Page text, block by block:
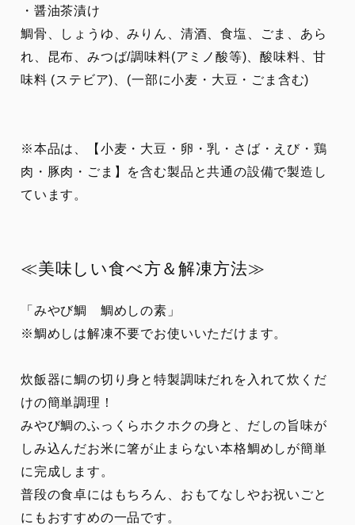
・醤油茶漬け
鯛骨、しょうゆ、みりん、清酒、食塩、ごま、あら
れ、昆布、みつば/調味料(アミノ酸等)、酸味料、甘
味料 (ステビア)、(一部に小麦・大豆・ごま含む)
※本品は、【小麦・大豆・卵・乳・さば・えび・鶏
肉・豚肉・ごま】を含む製品と共通の設備で製造し
ています。
≪美味しい食べ方＆解凍方法≫
「みやび鯛 鯛めしの素」
※鯛めしは解凍不要でお使いいただけます。
炊飯器に鯛の切り身と特製調味だれを入れて炊くだ
けの簡単調理！
みやび鯛のふっくらホクホクの身と、だしの旨味が
しみ込んだお米に箸が止まらない本格鯛めしが簡単
に完成します。
普段の食卓にはもちろん、おもてなしやお祝いごと
にもおすすめの一品です。